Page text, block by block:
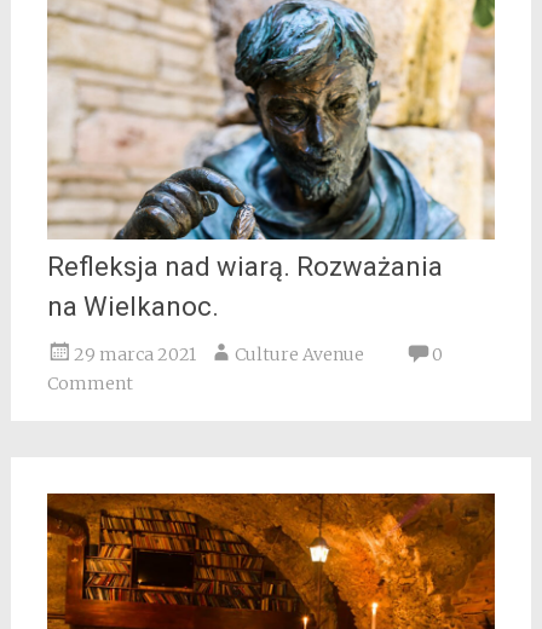
Refleksja nad wiarą. Rozważania
na Wielkanoc.
29 marca 2021 Culture Avenue
0
Comment